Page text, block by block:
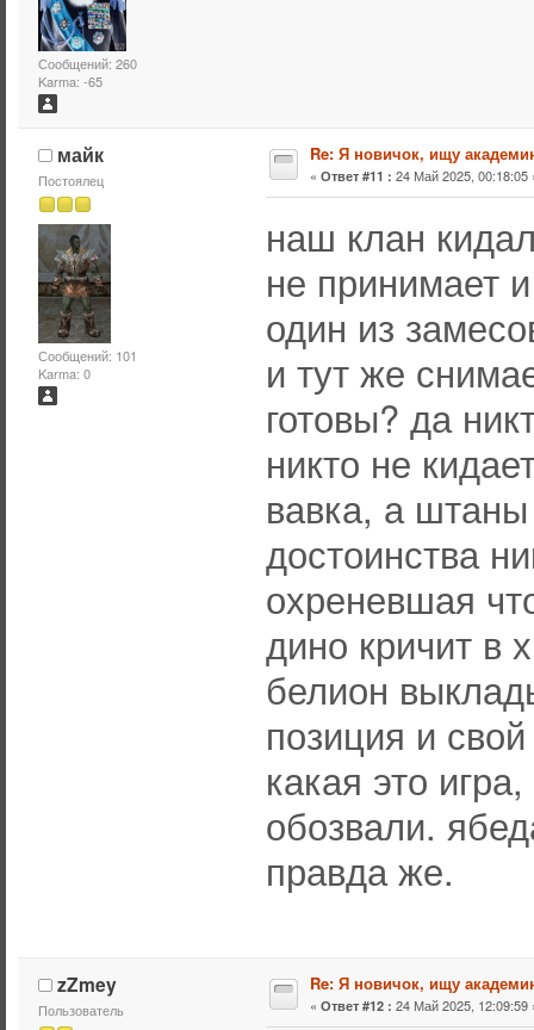
Сообщений: 260
Karma: -65
майк
Постоялец
Сообщений: 101
Karma: 0
Re: Я новичок, ищу
« Ответ #11 : 24 Май 2025, 00:18:05
наш клан
не принимает
один из
и тут же
готовы? да
никто не
вавка, а
достоинства
охреневшая
дино кричит в
белион
позиция и
какая это
обозвали.
правда же.
zZmey
Пользователь
Re: Я новичок, ищу
« Ответ #12 : 24 Май 2025, 12:09:59